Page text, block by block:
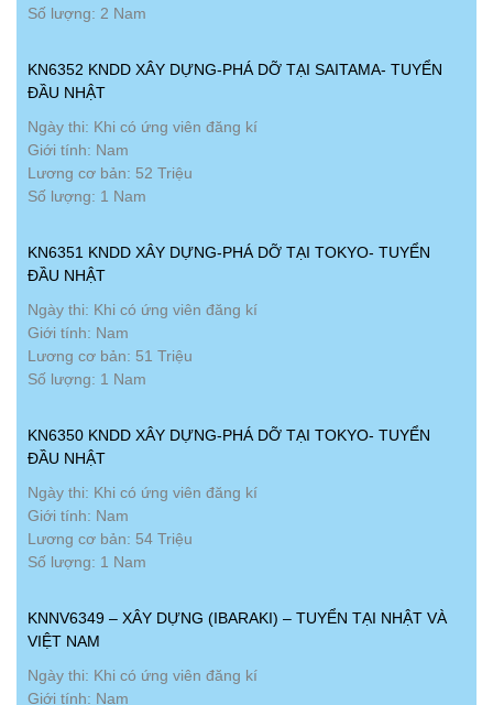
Số lượng: 2 Nam
KN6352 KNDD XÂY DỰNG-PHÁ DỠ TẠI SAITAMA- TUYỂN
ĐẦU NHẬT
Ngày thi: Khi có ứng viên đăng kí
Giới tính: Nam
Lương cơ bản: 52 Triệu
Số lượng: 1 Nam
KN6351 KNDD XÂY DỰNG-PHÁ DỠ TẠI TOKYO- TUYỂN
ĐẦU NHẬT
Ngày thi: Khi có ứng viên đăng kí
Giới tính: Nam
Lương cơ bản: 51 Triệu
Số lượng: 1 Nam
KN6350 KNDD XÂY DỰNG-PHÁ DỠ TẠI TOKYO- TUYỂN
ĐẦU NHẬT
Ngày thi: Khi có ứng viên đăng kí
Giới tính: Nam
Lương cơ bản: 54 Triệu
Số lượng: 1 Nam
KNNV6349 – XÂY DỰNG (IBARAKI) – TUYỂN TẠI NHẬT VÀ
VIỆT NAM
Ngày thi: Khi có ứng viên đăng kí
Giới tính: Nam